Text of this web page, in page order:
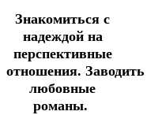
Знакомиться с
надеждой на
перспективные
отношения. Заводить
любовные
романы.